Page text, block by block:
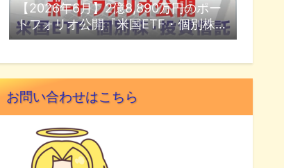
【2026年6月】2億8,890万円のポー
トフォリオ公開『米国ETF・個別株・
投資信託』
お問い合わせはこちら